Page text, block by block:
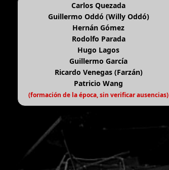
Carlos Quezada
Guillermo Oddó (Willy Oddó)
Hernán Gómez
Rodolfo Parada
Hugo Lagos
Guillermo García
Ricardo Venegas (Farzán)
Patricio Wang
(formación de la época, sin verificar ausencias)